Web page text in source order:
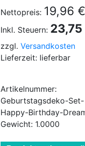
Nettopreis: 19,96 €
Inkl. Steuern: 23,75
zzgl. Versandkosten
Lieferzeit: lieferbar
Artikelnummer:
Geburtstagsdeko-Set-
Happy-Birthday-
Gewicht: 1.0000